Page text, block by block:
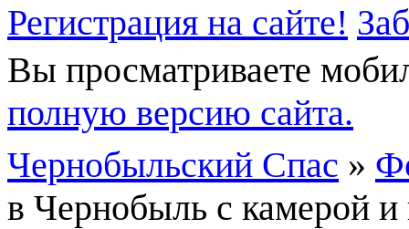
Регистрация на сайте!
Вы просматриваете
полную версию сайта.
Чернобыльский Спас »
в Чернобыль с камерой